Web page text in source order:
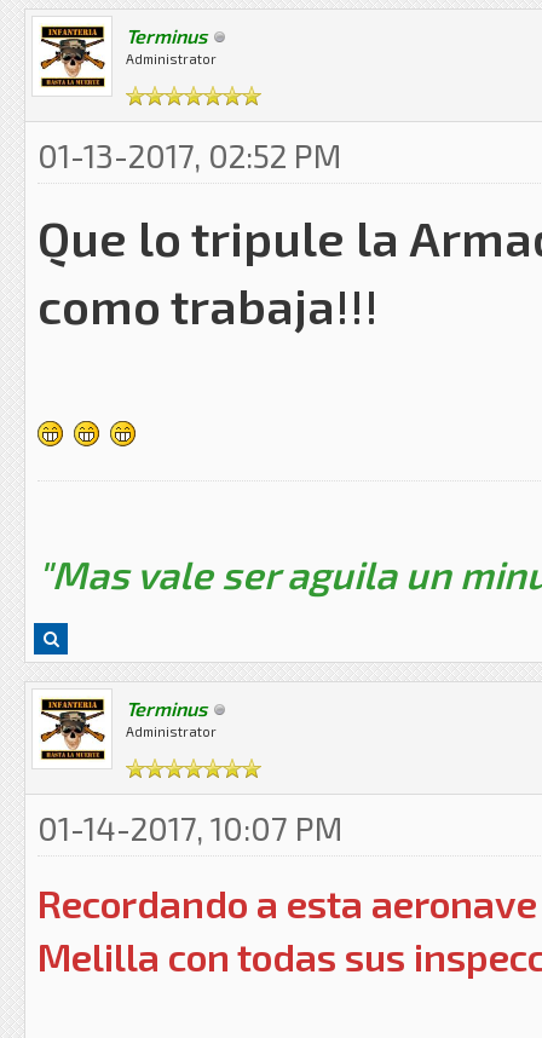
Terminus
Administrator
01-13-2017, 02:52 PM
Que lo tripule la
como trabaja!!!
"Mas vale ser aguila un
Terminus
Administrator
01-14-2017, 10:07 PM
Recordando a esta
Melilla con todas sus